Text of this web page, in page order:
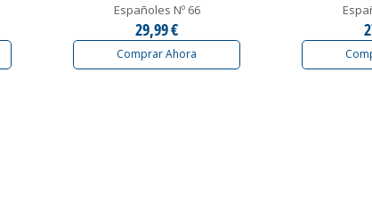
Españoles Nº 66
29,99 €
Comprar Ahora